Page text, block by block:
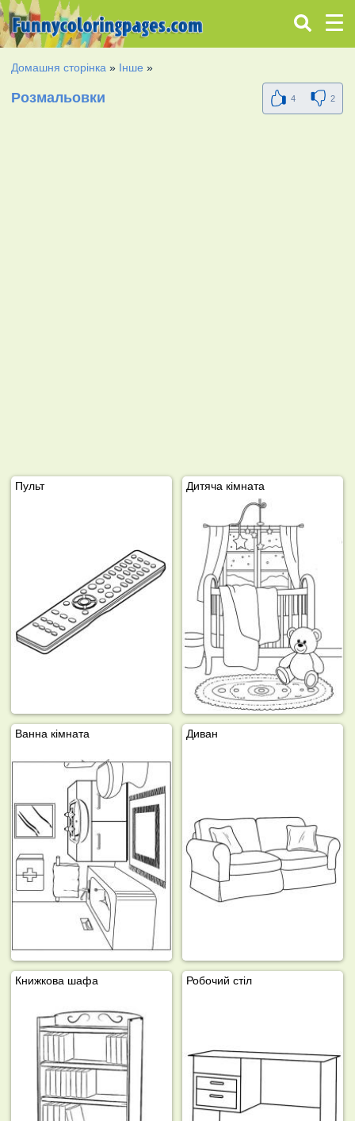
Домашня сторінка » Інше »
Розмальовки 4 2
Пульт Дитяча кімната
Ванна кімната Диван
Книжкова шафа Робочий стіл